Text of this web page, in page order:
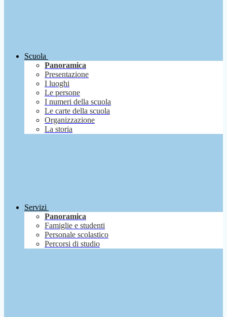
Scuola
Panoramica
Presentazione
I luoghi
Le persone
I numeri della scuola
Le carte della scuola
Organizzazione
La storia
Servizi
Panoramica
Famiglie e studenti
Personale scolastico
Percorsi di studio